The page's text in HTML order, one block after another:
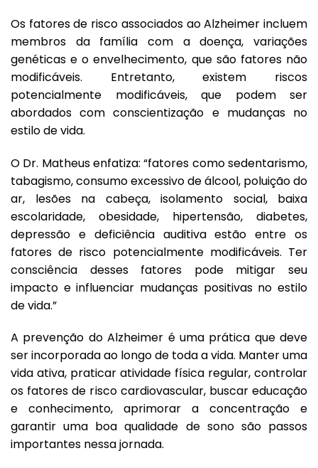
Os fatores de risco associados ao Alzheimer incluem
membros da família com a doença, variações
genéticas e o envelhecimento, que são fatores não
modificáveis. Entretanto, existem riscos
potencialmente modificáveis, que podem ser
abordados com conscientização e mudanças no
estilo de vida.
O Dr. Matheus enfatiza: “fatores como sedentarismo,
tabagismo, consumo excessivo de álcool, poluição do
ar, lesões na cabeça, isolamento social, baixa
escolaridade, obesidade, hipertensão, diabetes,
depressão e deficiência auditiva estão entre os
fatores de risco potencialmente modificáveis. Ter
consciência desses fatores pode mitigar seu
impacto e influenciar mudanças positivas no estilo
de vida.”
A prevenção do Alzheimer é uma prática que deve
ser incorporada ao longo de toda a vida. Manter uma
vida ativa, praticar atividade física regular, controlar
os fatores de risco cardiovascular, buscar educação
e conhecimento, aprimorar a concentração e
garantir uma boa qualidade de sono são passos
importantes nessa jornada.